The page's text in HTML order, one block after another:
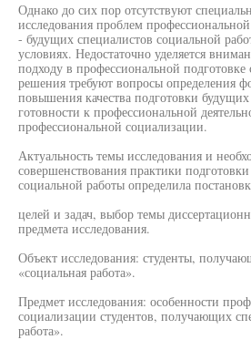
Однако до сих пор отсутствуют
исследования проблем
- будущих специалистов социальной
условиях. Недостаточно уделяется
подходу в профессиональной
решения требуют вопросы определения
повышения качества подготовки
готовности к профессиональной
профессиональной социализации.
Актуальность темы исследования и
совершенствования практики
социальной работы определила
целей и задач, выбор темы
предмета исследования.
Объект исследования: студенты,
«социальная работа».
Предмет исследования: особенности
социализации студентов, получающих
работа».